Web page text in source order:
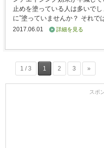
止めを塗っている人は多いで
に”塗っていませんか？ それ
2017.06.01
詳細を見る
1 / 3 1 2 3 »
スポ